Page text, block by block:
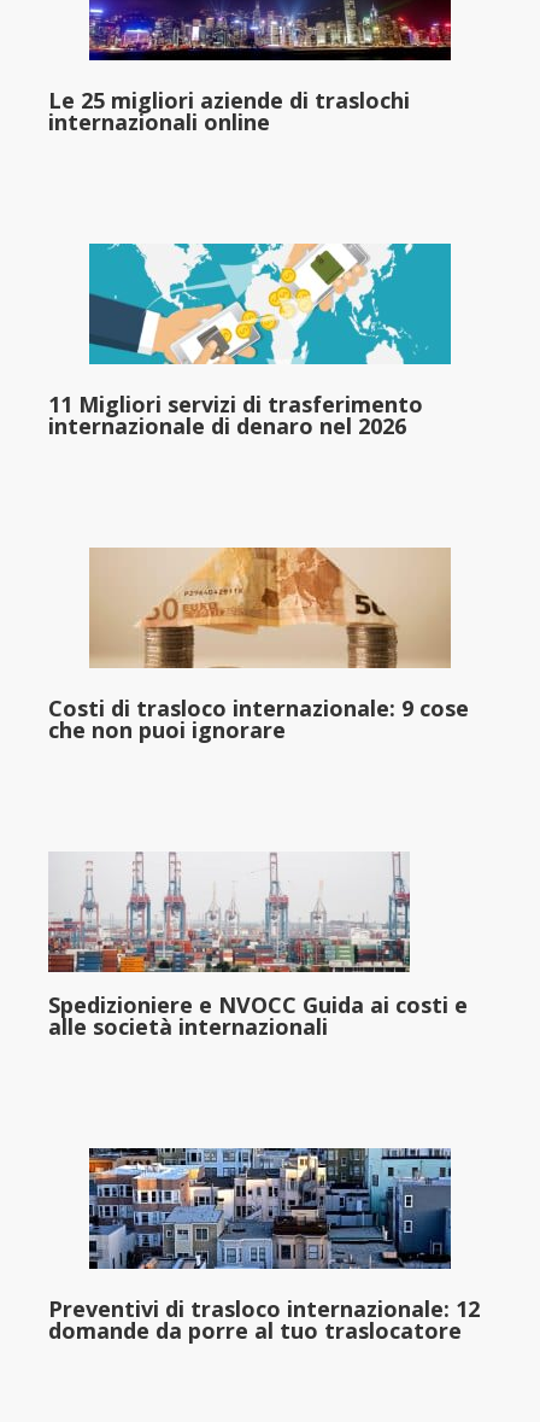
Le 25 migliori aziende di traslochi
internazionali online
11 Migliori servizi di trasferimento
internazionale di denaro nel 2026
Costi di trasloco internazionale: 9 cose
che non puoi ignorare
Spedizioniere e NVOCC Guida ai costi e
alle società internazionali
Preventivi di trasloco internazionale: 12
domande da porre al tuo traslocatore